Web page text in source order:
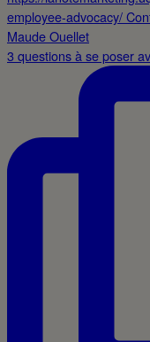
3 questions à se poser